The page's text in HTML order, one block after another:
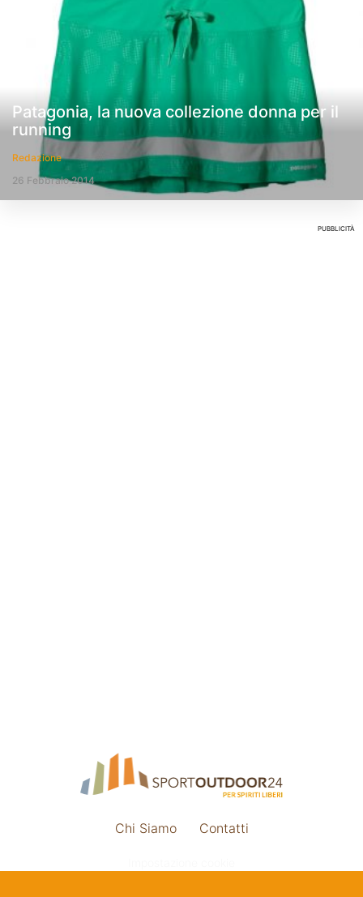
Patagonia, la nuova collezione donna per il
running
Redazione
26 Febbraio 2014
PUBBLICITÀ
Chi Siamo Contatti